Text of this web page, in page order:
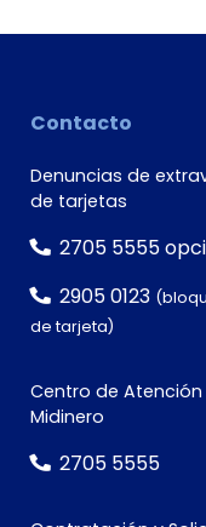
Contacto
Denuncias de
de tarjetas
2705 5555
2905 0123
de tarjeta)
Centro de Atención
Midinero
2705 5555